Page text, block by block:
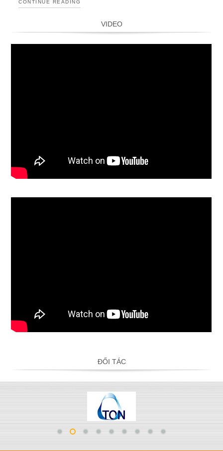
CONTINUE READING
VIDEO
ĐỐI TÁC